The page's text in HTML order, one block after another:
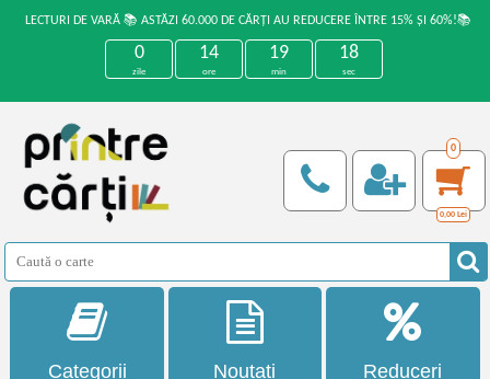
LECTURI DE VARĂ 📚 ASTĂZI 60.000 DE CĂRȚI AU REDUCERE ÎNTRE 15% ȘI 60%!📚
0
zile
14
ore
19
min
18
sec
0
0,00 Lei
Categorii Noutati Reduceri